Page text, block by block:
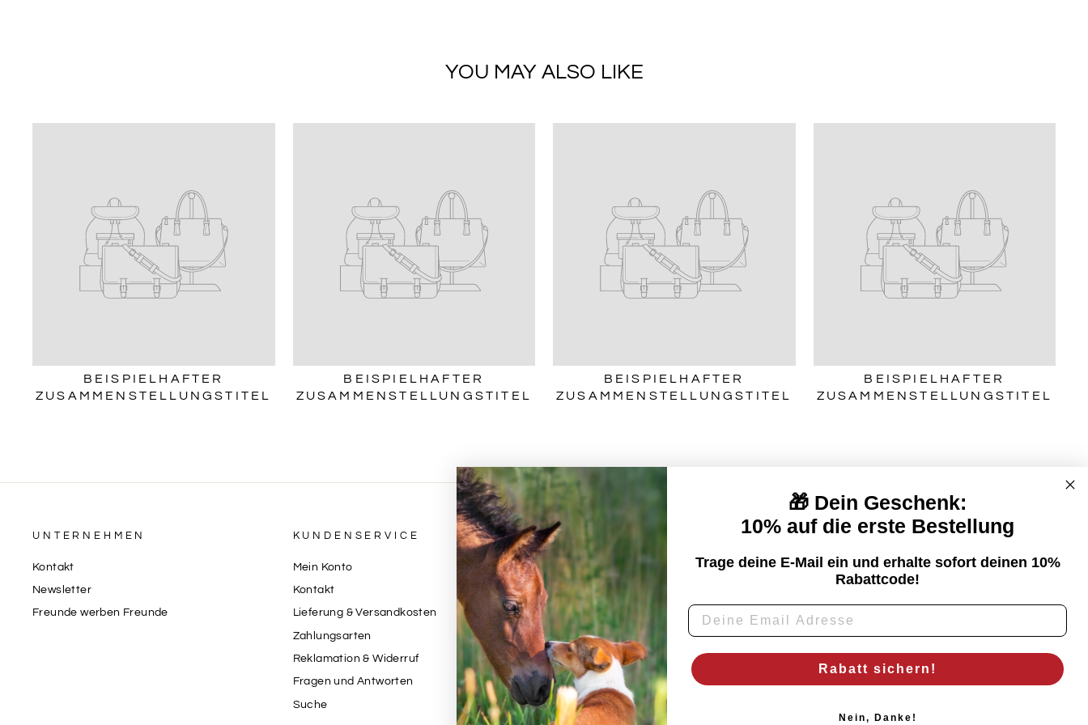
YOU MAY ALSO LIKE
BEISPIELHAFTER
ZUSAMMENSTELLUNGSTITEL
BEISPIELHAFTER
ZUSAMMENSTELLUNGSTITEL
BEISPIELHAFTER
ZUSAMMENSTELLUNGSTITEL
BEISPIELHAFTER
ZUSAMMENSTELLUNGSTITEL
UNTERNEHMEN
Kontakt
Newsletter
Freunde werben Freunde
KUNDENSERVICE
Mein Konto
Kontakt
Lieferung & Versandkosten
Zahlungsarten
Reklamation & Widerruf
Fragen und Antworten
Suche
RECHTLICHES & IMPRESSUM
Impressum
Datenschutzerklärung
AGB
Widerrufsbelehrung
Kontaktinformationen
Vertrag widerrufen
🎁 Dein Geschenk:
10% auf die erste Bestellung
Trage deine E-Mail ein und erhalte sofort deinen 10%
Rabattcode!
Rabatt sichern!
Nein, Danke!